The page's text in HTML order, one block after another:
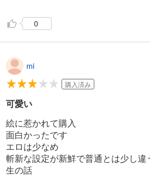
0
mi
購入済み
可愛い
絵に惹かれて購入
面白かったです
エロは少なめ
斬新な設定が新鮮で普通とは少し
生の話